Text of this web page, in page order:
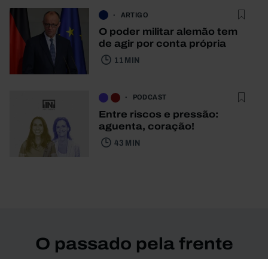
ARTIGO
O poder militar alemão tem
de agir por conta própria
11 MIN
PODCAST
Entre riscos e pressão:
aguenta, coração!
43 MIN
O passado pela frente